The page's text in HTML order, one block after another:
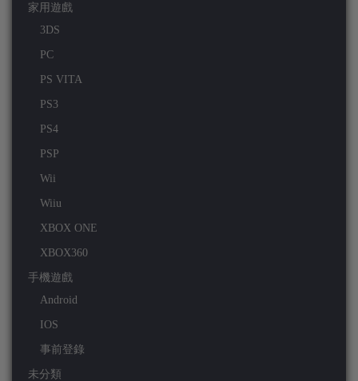
家用遊戲
3DS
PC
PS VITA
PS3
PS4
PSP
Wii
Wiiu
XBOX ONE
XBOX360
手機遊戲
Android
IOS
事前登錄
未分類